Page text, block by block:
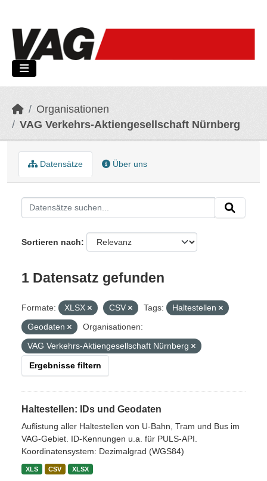
Organisationen
VAG Verkehrs-Aktiengesellschaft Nürnberg
Datensätze Über uns
Sortieren nach
1 Datensatz gefunden
Formate: XLSX CSV Tags:
Haltestellen
Geodaten
Organisationen:
VAG Verkehrs-Aktiengesellschaft Nürnberg
Ergebnisse filtern
Haltestellen: IDs und Geodaten
Auflistung aller Haltestellen von U-Bahn, Tram und Bus im
VAG-Gebiet. ID-Kennungen u.a. für PULS-API.
Koordinatensystem: Dezimalgrad (WGS84)
XLS CSV XLSX